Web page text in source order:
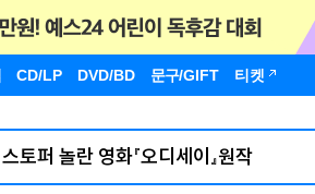
CD/LP DVD/BD 문구/GIFT 티켓